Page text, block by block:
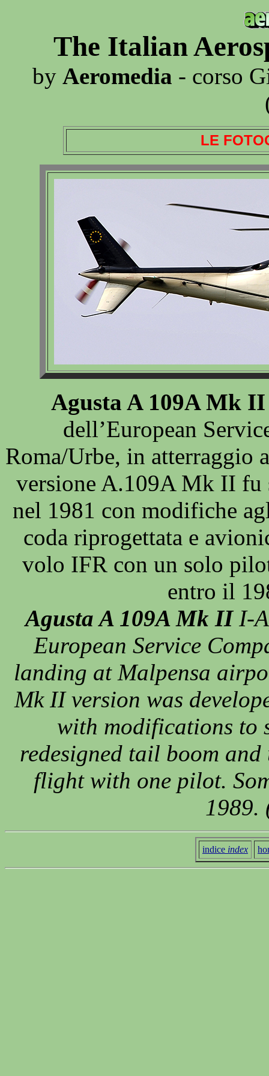
The Italian
by Aeromedia - corso
LE
Agusta A 109A Mk II
dell’European
Roma/Urbe, in atterraggio
versione A.109A Mk II fu
nel 1981 con modifiche
coda riprogettata e
volo IFR con un solo
entro il
Agusta A 109A Mk III-
European Service
landing at Malpensa
Mk II version was
with modifications to
redesigned tail boom
flight with one pilot.
1989.
indice index